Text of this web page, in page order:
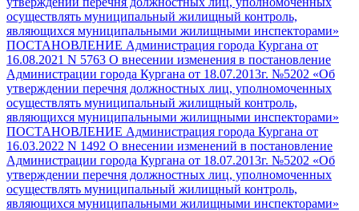
осуществлять муниципальный жилищный контроль,
являющихся муниципальными жилищными инспекторами»
ПОСТАНОВЛЕНИЕ Администрация города Кургана от
16.08.2021 N 5763 О внесении изменения в постановление
Администрации города Кургана от 18.07.2013г. №5202 «Об
утверждении перечня должностных лиц, уполномоченных
осуществлять муниципальный жилищный контроль,
являющихся муниципальными жилищными инспекторами»
ПОСТАНОВЛЕНИЕ Администрация города Кургана от
16.03.2022 N 1492 О внесении изменений в постановление
Администрации города Кургана от 18.07.2013г. №5202 «Об
утверждении перечня должностных лиц, уполномоченных
осуществлять муниципальный жилищный контроль,
являющихся муниципальными жилищными инспекторами»